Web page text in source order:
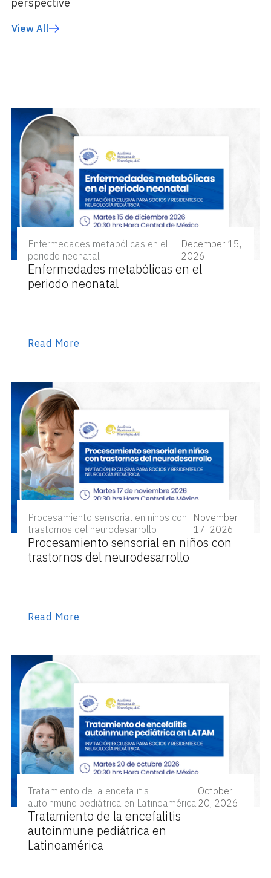
perspective
View All
Enfermedades metabólicas en el
periodo neonatal
December 15,
2026
Enfermedades metabólicas en el
periodo neonatal
Read More
Procesamiento sensorial en niños con
trastornos del neurodesarrollo
November
17, 2026
Procesamiento sensorial en niños con
trastornos del neurodesarrollo
Read More
Tratamiento de la encefalitis
autoinmune pediátrica en Latinoamérica
October
20, 2026
Tratamiento de la encefalitis
autoinmune pediátrica en
Latinoamérica